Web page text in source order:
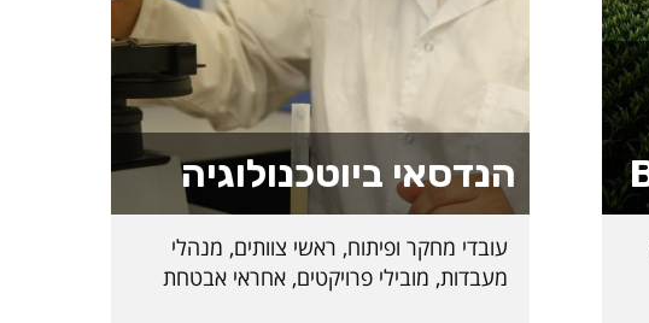
הנדסאי ביוטכנולוגיה
עובדי מחקר ופיתוח, ראשי צוותים, מנהלי
מעבדות, מובילי פרויקטים, אחראי אבטחת